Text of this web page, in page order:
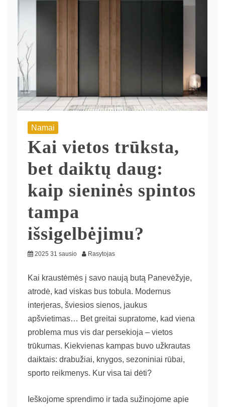
Namai
Kai vietos trūksta,
bet daiktų daug:
kaip sieninės spintos
tampa
išsigelbėjimu?
2025 31 sausio Rasytojas
Kai kraustėmės į savo naują butą Panevėžyje,
atrodė, kad viskas bus tobula. Modernus
interjeras, šviesios sienos, jaukus
apšvietimas… Bet greitai supratome, kad viena
problema mus vis dar persekioja – vietos
trūkumas. Kiekvienas kampas buvo užkrautas
daiktais: drabužiai, knygos, sezoniniai rūbai,
sporto reikmenys. Kur visa tai dėti?
Ieškojome sprendimo ir tada sužinojome apie